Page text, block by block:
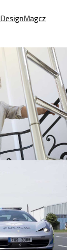
DesignMagcz